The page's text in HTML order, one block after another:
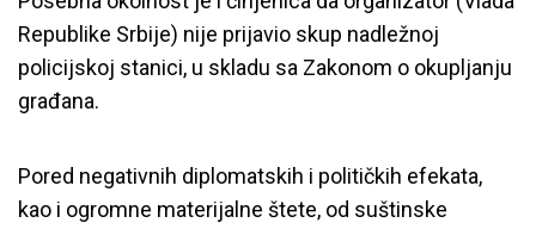
Republike Srbije) nije prijavio skup nadležnoj
policijskoj stanici, u skladu sa Zakonom o okupljanju
građana.
Pored negativnih diplomatskih i političkih efekata,
kao i ogromne materijalne štete, od suštinske